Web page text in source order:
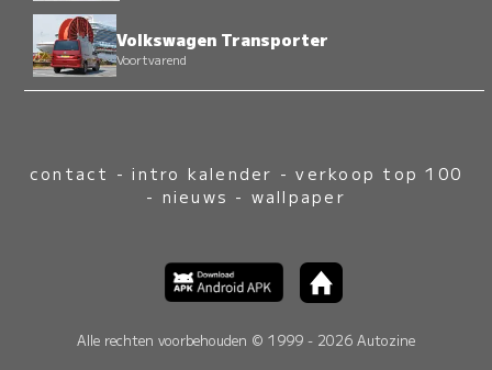
Volkswagen Transporter
Voortvarend
contact -intro kalender -verkoop top 100
- nieuws - wallpaper
Alle rechten voorbehouden © 1999 - 2026 Autozine